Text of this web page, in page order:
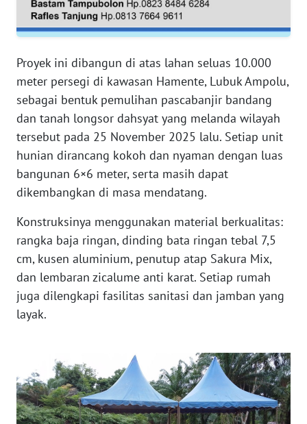
Proyek ini dibangun di atas lahan seluas 10.000
meter persegi di kawasan Hamente, Lubuk Ampolu,
sebagai bentuk pemulihan pascabanjir bandang
dan tanah longsor dahsyat yang melanda wilayah
tersebut pada 25 November 2025 lalu. Setiap unit
hunian dirancang kokoh dan nyaman dengan luas
bangunan 6×6 meter, serta masih dapat
dikembangkan di masa mendatang.
Konstruksinya menggunakan material berkualitas:
rangka baja ringan, dinding bata ringan tebal 7,5
cm, kusen aluminium, penutup atap Sakura Mix,
dan lembaran zicalume anti karat. Setiap rumah
juga dilengkapi fasilitas sanitasi dan jamban yang
layak.
PAPUA
BARAT
WN
WN
SERAMBI
WN
JAMBI
SULTRA
WN
NTB
WN
SULBAR
WN